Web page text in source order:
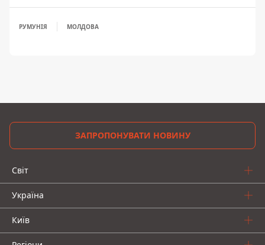
РУМУНІЯ МОЛДОВА
ЗАПРОПОНУВАТИ НОВИНУ
Світ
Україна
Київ